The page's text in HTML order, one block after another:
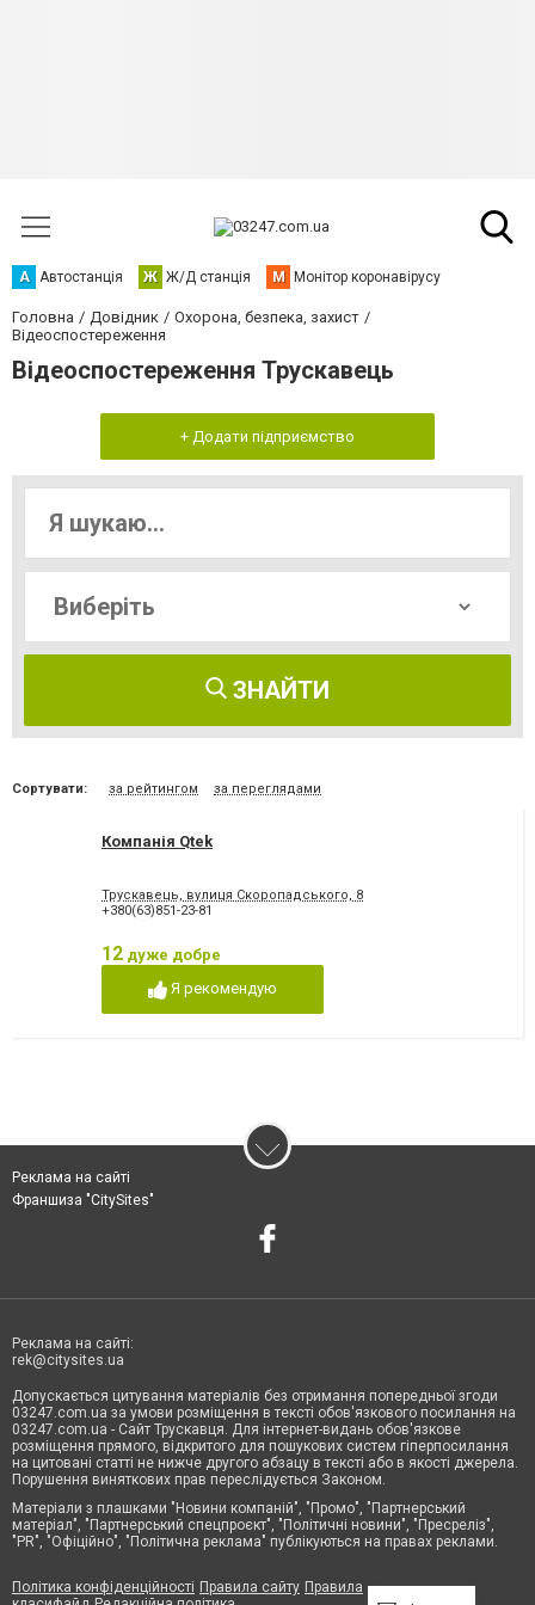
А Автостанція Ж Ж/Д станція М Монітор коронавірусу
Головна Довідник
Охорона, безпека, захист
Відеоспостереження
Відеоспостереження Трускавець
+ Додати підприємство
ЗНАЙТИ
Сортувати: за рейтингом за переглядами
Компанія Qtek
Трускавець, вулиця Скоропадського, 8
+380(63)851-23-81
12 дуже добре
Я рекомендую
Реклама на сайті
Франшиза "CitySites"
Реклама на сайті:
rek@citysites.ua
Допускається цитування матеріалів без отримання попередньої згоди
03247.com.ua за умови розміщення в тексті обов'язкового посилання на
03247.com.ua - Сайт Трускавця. Для інтернет-видань обов'язкове
розміщення прямого, відкритого для пошукових систем гіперпосилання
на цитовані статті не нижче другого абзацу в тексті або в якості джерела.
Порушення виняткових прав переслідується Законом.
Матеріали з плашками "Новини компаній", "Промо", "Партнерський
матеріал", "Партнерський спецпроєкт", "Політичні новини", "Пресреліз",
"PR", "Офіційно", "Політична реклама" публікуються на правах реклами.
Політика конфіденційності Правила сайту Правила